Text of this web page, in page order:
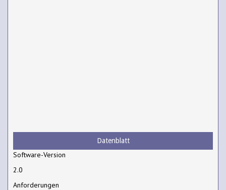
Datenblatt
Software-Version
2.0
Anforderungen